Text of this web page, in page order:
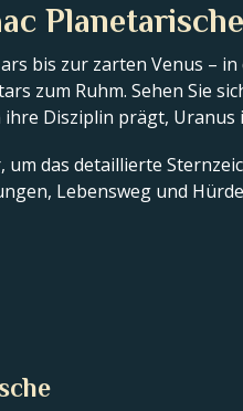
bis zur zarten Venus – in
zum Ruhm. Sehen Sie
Disziplin prägt,
um das detaillierte
Lebensweg und